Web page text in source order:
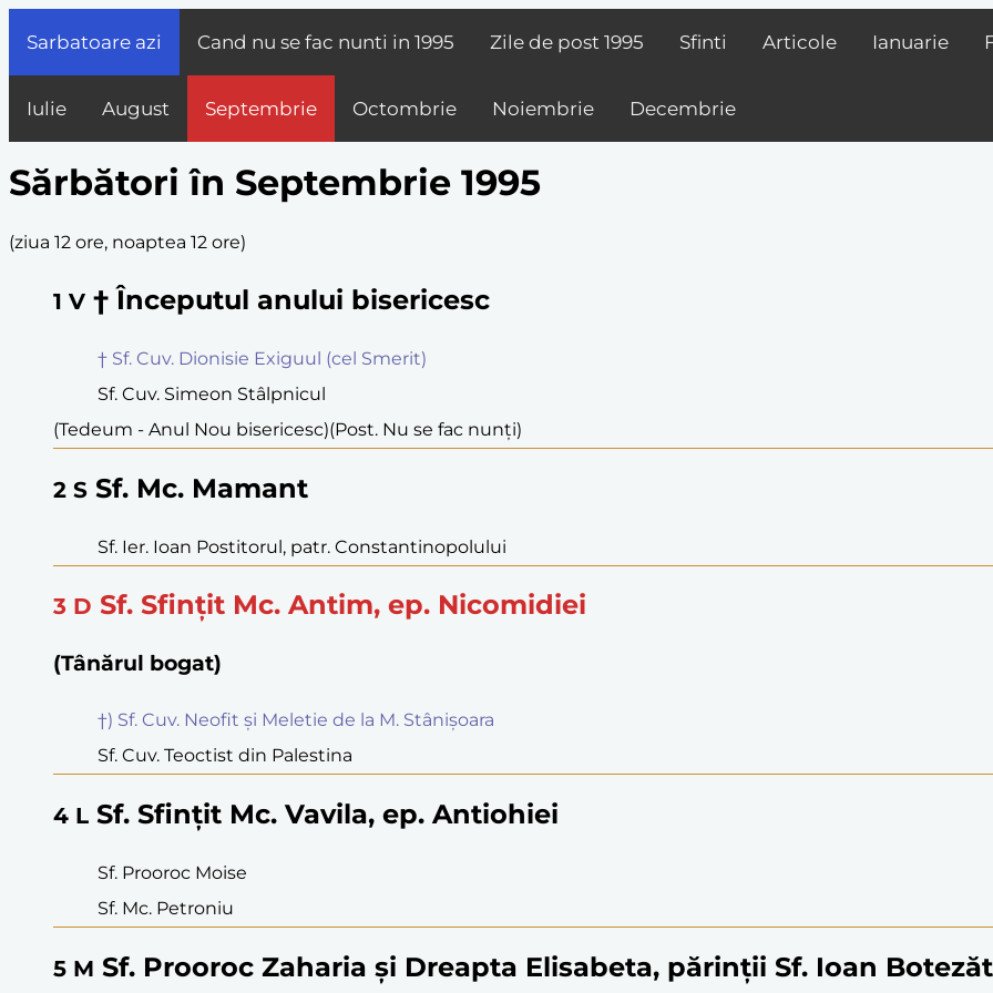
Sarbatoare azi Cand nu se fac nunti in 1995 Zile de post 1995 Sfinti Articole Ianuarie
Iulie August Septembrie Octombrie Noiembrie Decembrie
Sărbători în Septembrie 1995
(ziua 12 ore, noaptea 12 ore)
1 V † Începutul anului bisericesc
† Sf. Cuv. Dionisie Exiguul (cel Smerit)
Sf. Cuv. Simeon Stâlpnicul
(Tedeum - Anul Nou bisericesc)(Post. Nu se fac nunți)
2 S Sf. Mc. Mamant
Sf. Ier. Ioan Postitorul, patr. Constantinopolului
3 D Sf. Sfințit Mc. Antim, ep. Nicomidiei
(Tânărul bogat)
†) Sf. Cuv. Neofit și Meletie de la M. Stânișoara
Sf. Cuv. Teoctist din Palestina
4 L Sf. Sfințit Mc. Vavila, ep. Antiohiei
Sf. Prooroc Moise
Sf. Mc. Petroniu
5 M Sf. Prooroc Zaharia și Dreapta Elisabeta, părinții Sf. Ioan